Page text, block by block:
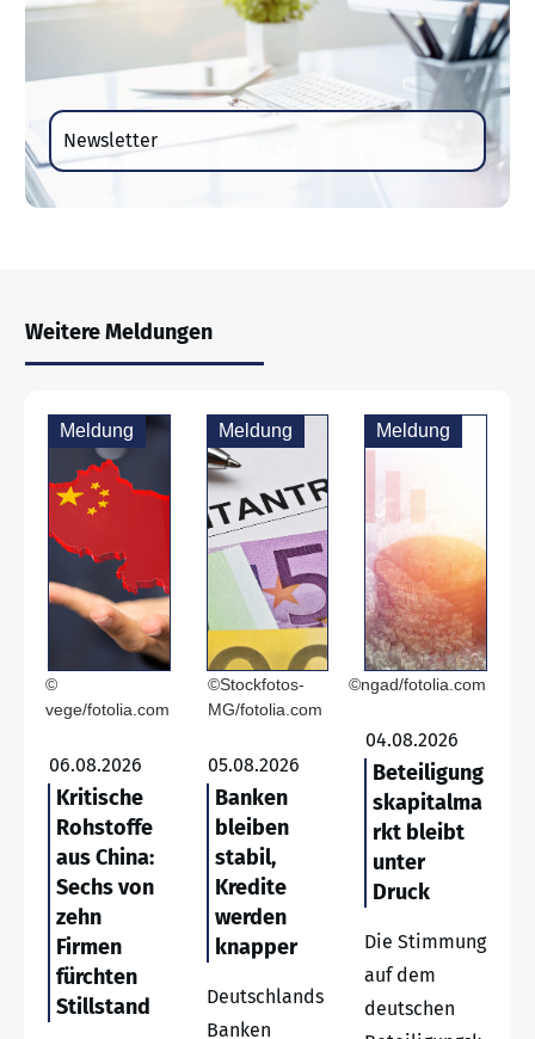
Newsletter
Weitere Meldungen
Meldung
©
vege/fotolia.com
06.08.2026
Kritische
Rohstoffe
aus China:
Sechs von
zehn
Firmen
fürchten
Stillstand
Meldung
©Stockfotos-
MG/fotolia.com
05.08.2026
Banken
bleiben
stabil,
Kredite
werden
knapper
Deutschlands
Banken
Meldung
©ngad/fotolia.com
04.08.2026
Beteiligung
skapitalma
rkt bleibt
unter
Druck
Die Stimmung
auf dem
deutschen